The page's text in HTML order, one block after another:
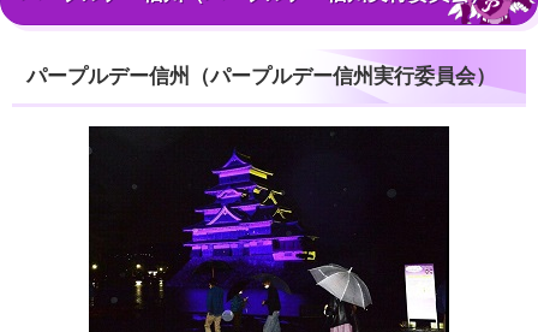
パープルデー信州（パープルデー信州実行委員会）